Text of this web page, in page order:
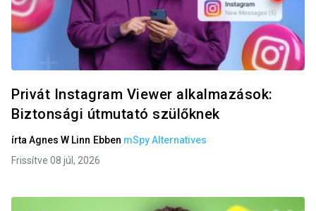
Privát Instagram Viewer alkalmazások:
Biztonsági útmutató szülőknek
írtaAgnes W Linn Ebben mSpy Alternatives
Frissítve 08 júl, 2026